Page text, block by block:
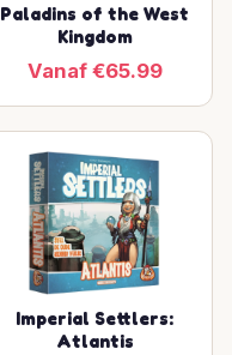
Paladins of the West
Kingdom
Vanaf €65.99
Imperial Settlers:
Atlantis